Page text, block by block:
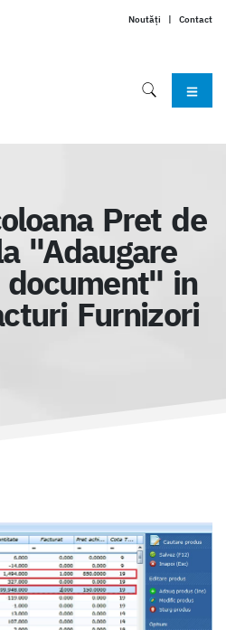
Noutăți | Contact
Pret de
"Adaugare
in
Furnizori